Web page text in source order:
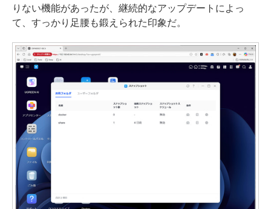
りない機能があったが、継続的なアップデートによっ
て、すっかり足腰も鍛えられた印象だ。